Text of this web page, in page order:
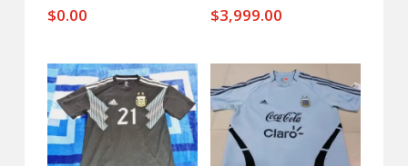
$0.00 $3,999.00